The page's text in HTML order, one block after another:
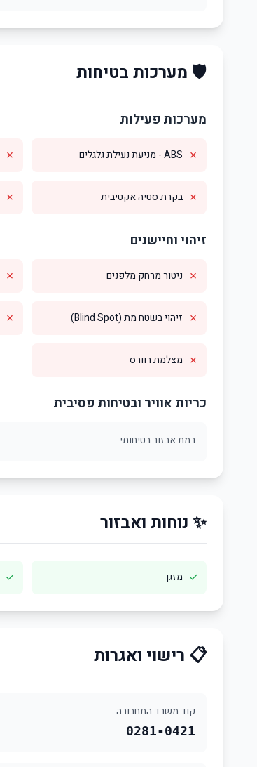
🛡️ מערכות בטיחות
מערכות פעילות
✗ ABS - מניעת נעילת גלגלים ✗
✗ בקרת סטיה אקטיבית ✗
זיהוי וחיישנים
✗ ניטור מרחק מלפנים ✗
✗ זיהוי בשטח מת (Blind Spot) ✗
✗ מצלמת רוורס
כריות אוויר ובטיחות פסיבית
רמת אבזור בטיחותי
✨ נוחות ואבזור
✓ מזגן ✓
📋 רישוי ואגרות
קוד משרד התחבורה
0281-0421